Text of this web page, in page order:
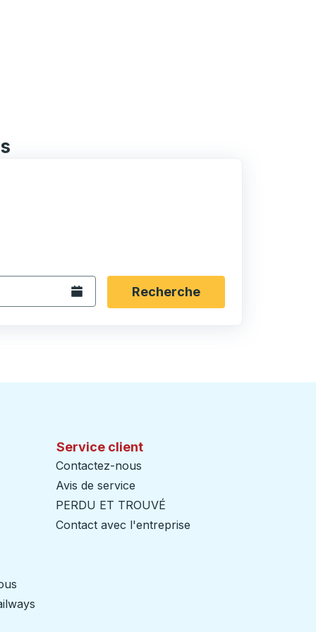
pour accéder à la ville d'origine souhaitée, puis
de localisation, puis utilisez les touches fléchées
Ouvrez le calendrier.Recherche
Service client
Contactez-nous
Avis de service
PERDU ET TROUVÉ
Contact avec l'entreprise